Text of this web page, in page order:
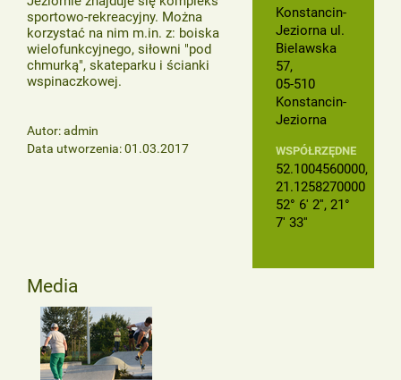
Konstancin-
Jeziorna ul.
Bielawska
57,
05-510
Konstancin-
Jeziorna
WSPÓŁRZĘDNE
52.1004560000,
21.1258270000
52° 6' 2'', 21°
7' 33''
sportowo-rekreacyjny. Można
korzystać na nim m.in. z: boiska
wielofunkcyjnego, siłowni "pod
chmurką", skateparku i ścianki
wspinaczkowej.
Autor: admin
Data utworzenia: 01.03.2017
Media